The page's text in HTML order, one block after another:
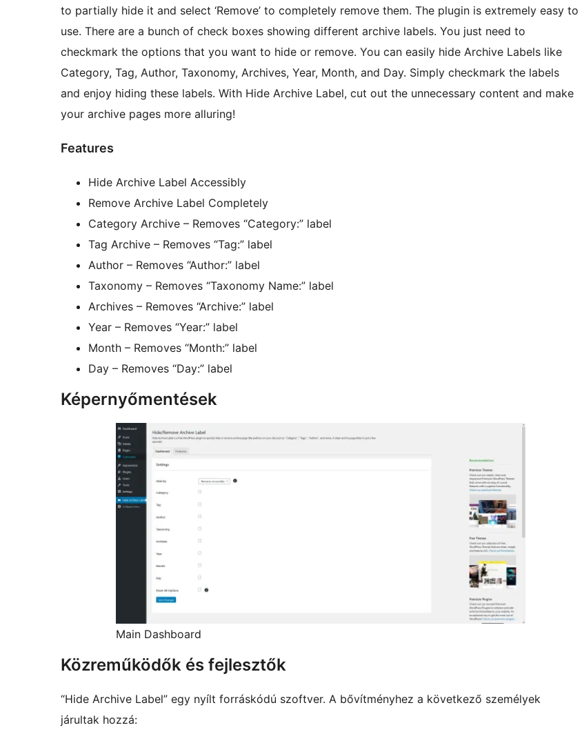
to partially hide it and select ‘Remove’ to completely remove them. The plugin is extremely easy to
use. There are a bunch of check boxes showing different archive labels. You just need to
checkmark the options that you want to hide or remove. You can easily hide Archive Labels like
Category, Tag, Author, Taxonomy, Archives, Year, Month, and Day. Simply checkmark the labels
and enjoy hiding these labels. With Hide Archive Label, cut out the unnecessary content and make
your archive pages more alluring!
Features
Hide Archive Label Accessibly
Remove Archive Label Completely
Category Archive – Removes “Category:” label
Tag Archive – Removes “Tag:” label
Author – Removes “Author:” label
Taxonomy – Removes “Taxonomy Name:” label
Archives – Removes “Archive:” label
Year – Removes “Year:” label
Month – Removes “Month:” label
Day – Removes “Day:” label
Képernyőmentések
Main Dashboard
Közreműködők és fejlesztők
“Hide Archive Label” egy nyílt forráskódú szoftver. A bővítményhez a következő személyek
járultak hozzá: